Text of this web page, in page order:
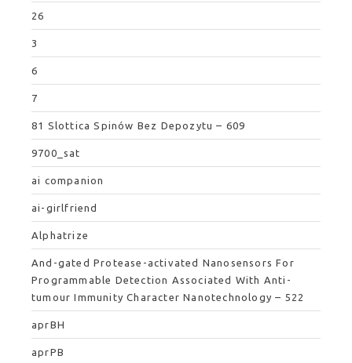
26
3
6
7
81 Slottica Spinów Bez Depozytu – 609
9700_sat
ai companion
ai-girlfriend
Alphatrize
And-gated Protease-activated Nanosensors For
Programmable Detection Associated With Anti-
tumour Immunity Character Nanotechnology – 522
aprBH
aprPB